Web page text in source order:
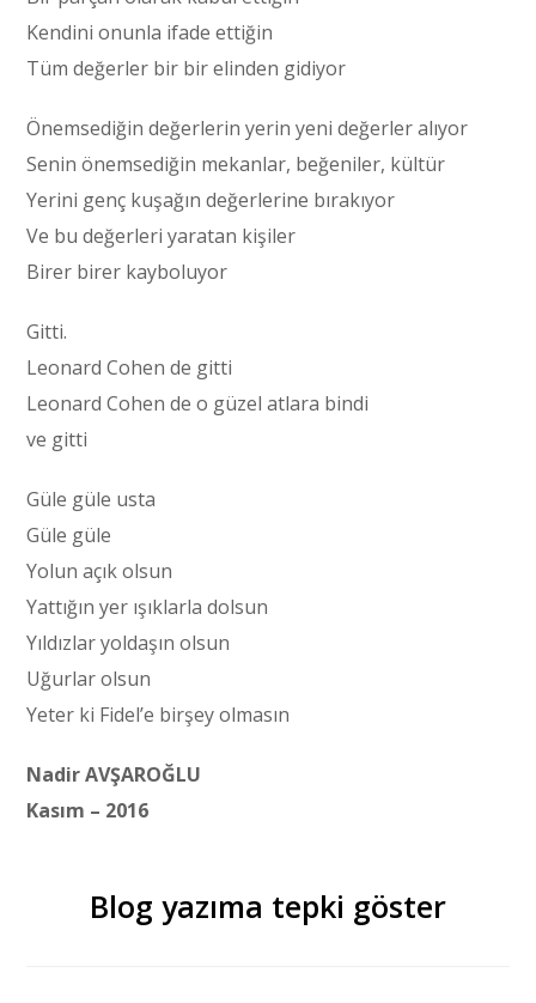
Kendini onunla ifade ettiğin
Tüm değerler bir bir elinden gidiyor
Önemsediğin değerlerin yerin yeni değerler alıyor
Senin önemsediğin mekanlar, beğeniler, kültür
Yerini genç kuşağın değerlerine bırakıyor
Ve bu değerleri yaratan kişiler
Birer birer kayboluyor
Gitti.
Leonard Cohen de gitti
Leonard Cohen de o güzel atlara bindi
ve gitti
Güle güle usta
Güle güle
Yolun açık olsun
Yattığın yer ışıklarla dolsun
Yıldızlar yoldaşın olsun
Uğurlar olsun
Yeter ki Fidel’e birşey olmasın
Nadir AVŞAROĞLU
Kasım – 2016
Blog yazıma tepki göster